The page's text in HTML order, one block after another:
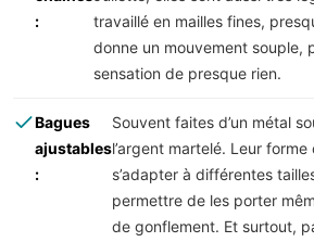
:
travaillé en mailles fines,
donne un mouvement souple,
sensation de presque rien.
Bagues
ajustables
:
Souvent faites d’un métal
l’argent martelé. Leur
s’adapter à différentes
permettre de les porter
de gonflement. Et surtout,